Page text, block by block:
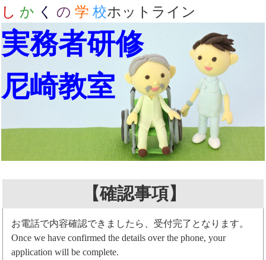
し か く の 学 校ホットライン
実務者研修
尼崎教室
【確認事項】
お電話で内容確認できましたら、受付完了となります。
Once we have confirmed the details over the phone, your
application will be complete.